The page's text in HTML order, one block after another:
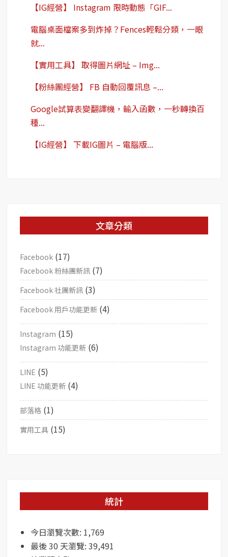
【IG經營】 Instagram 限時動態「GIF...
電腦桌面檔案多到炸掉？Fences輕鬆分類，一眼
就...
【實用工具】 取得圖片網址 – Img...
【粉絲團經營】 FB 自動回覆訊息 –...
Google試算表變翻譯機，輸入函數，一秒轉換百
種...
【IG經營】 下載IG圖片 – 電腦版...
文章分類
Facebook (17)
Facebook 粉絲團新訊 (7)
Facebook 社團新訊 (3)
Facebook 用戶功能更新 (4)
Instagram (15)
Instagram 功能更新 (6)
LINE (5)
LINE 功能更新 (4)
部落格 (1)
實用工具 (15)
統計
今日瀏覽次數: 1,769
最後 30 天瀏覽:39,491